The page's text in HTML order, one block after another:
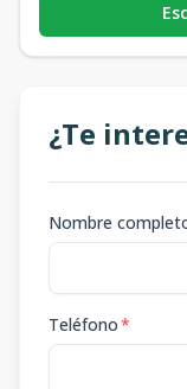
¿Te
Nombre
Teléfono*